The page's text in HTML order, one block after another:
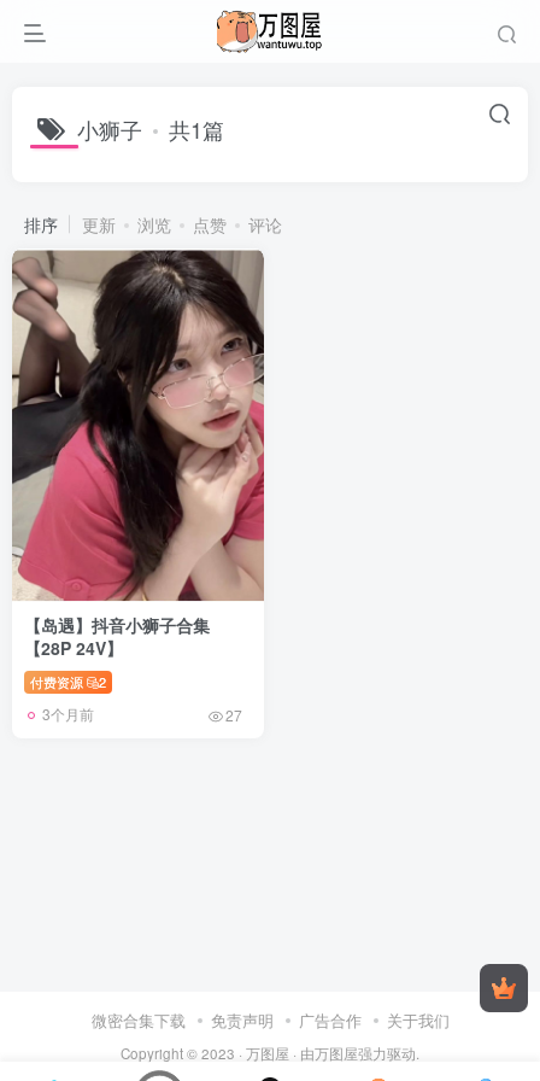
小狮子 共1篇
排序 更新 浏览 点赞 评论
【岛遇】抖音小狮子合集
【28P 24V】
付费资源 2
3个月前 27
微密合集下载 免责声明 广告合作 关于我们
Copyright © 2023 · 万图屋 · 由万图屋强力驱动.